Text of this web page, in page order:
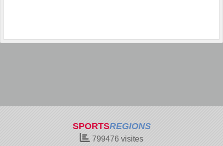
SPORTSREGIONS
799476 visites